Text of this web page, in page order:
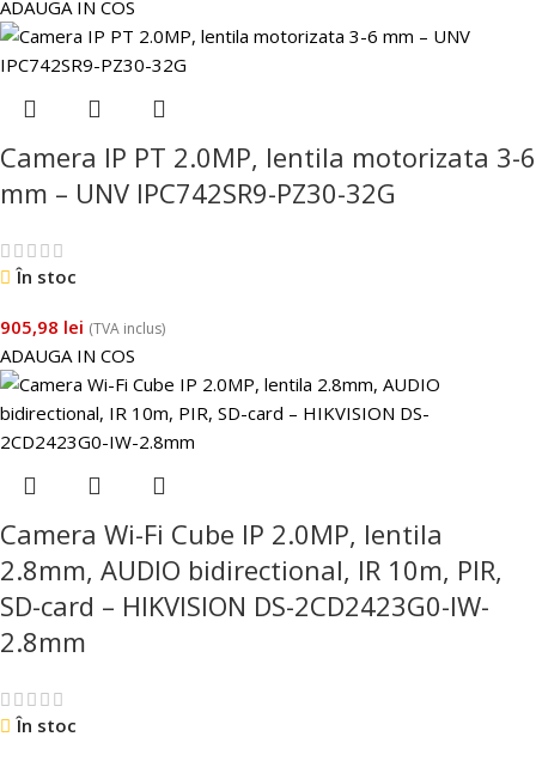
ADAUGA IN COS
Camera IP PT 2.0MP, lentila motorizata 3-6
mm – UNV IPC742SR9-PZ30-32G
În stoc
905,98 lei (TVA inclus)
ADAUGA IN COS
Camera Wi-Fi Cube IP 2.0MP, lentila
2.8mm, AUDIO bidirectional, IR 10m, PIR,
SD-card – HIKVISION DS-2CD2423G0-IW-
2.8mm
În stoc